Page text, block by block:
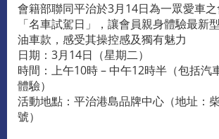
會籍部聯同平治於3月14日為一眾愛車
「名車試駕日」，讓會員親身體驗最新
油車款，感受其操控感及獨有魅力
日期：3月14日（星期二）
時間：上午10時 – 中午12時半（包括汽
體驗）
活動地點：平治港島品牌中心（地址：
號）